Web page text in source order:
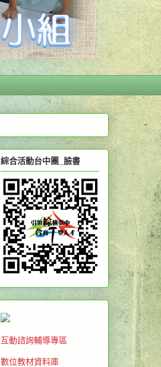
綜合活動台中團_臉書
互動諮詢輔導專區
數位教材資料庫